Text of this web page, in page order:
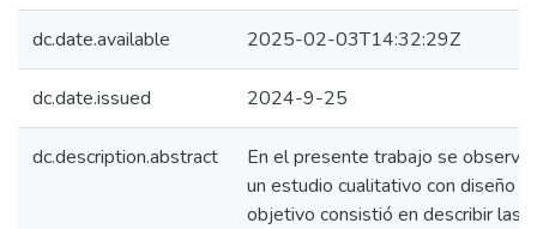
dc.date.available 2025-02-03T14:32:29Z
dc.date.issued 2024-9-25
dc.description.abstract
En el presente trabajo se
un estudio cualitativo con diseño
objetivo consistió en describir las